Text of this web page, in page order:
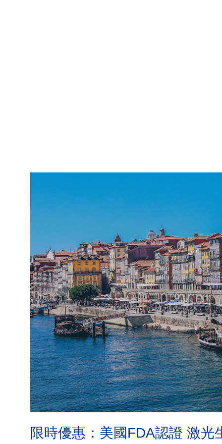
限時優惠：美國FDA認證 激光